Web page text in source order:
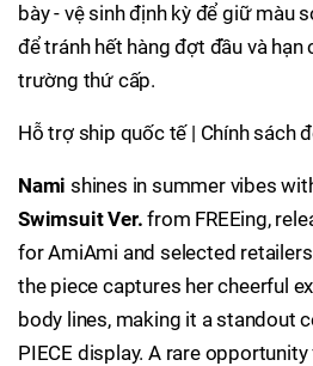
bày - vệ sinh định kỳ để giữ màu
để tránh hết hàng đợt đầu và hạn
trường thứ cấp.
Hỗ trợ ship quốc tế | Chính sách
Nami shines in summer vibes
Swimsuit Ver. from FREEing,
for AmiAmi and selected
the piece captures her cheerful
body lines, making it a standout
PIECE display. A rare